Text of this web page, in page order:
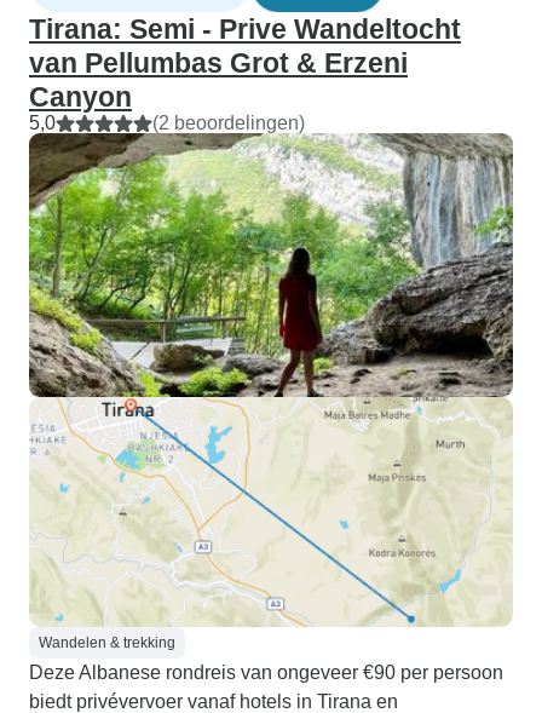
Tirana: Semi - Prive Wandeltocht
van Pellumbas Grot & Erzeni
Canyon
5,0 (2 beoordelingen)
Wandelen & trekking
Deze Albanese rondreis van ongeveer €90 per persoon
biedt privévervoer vanaf hotels in Tirana en